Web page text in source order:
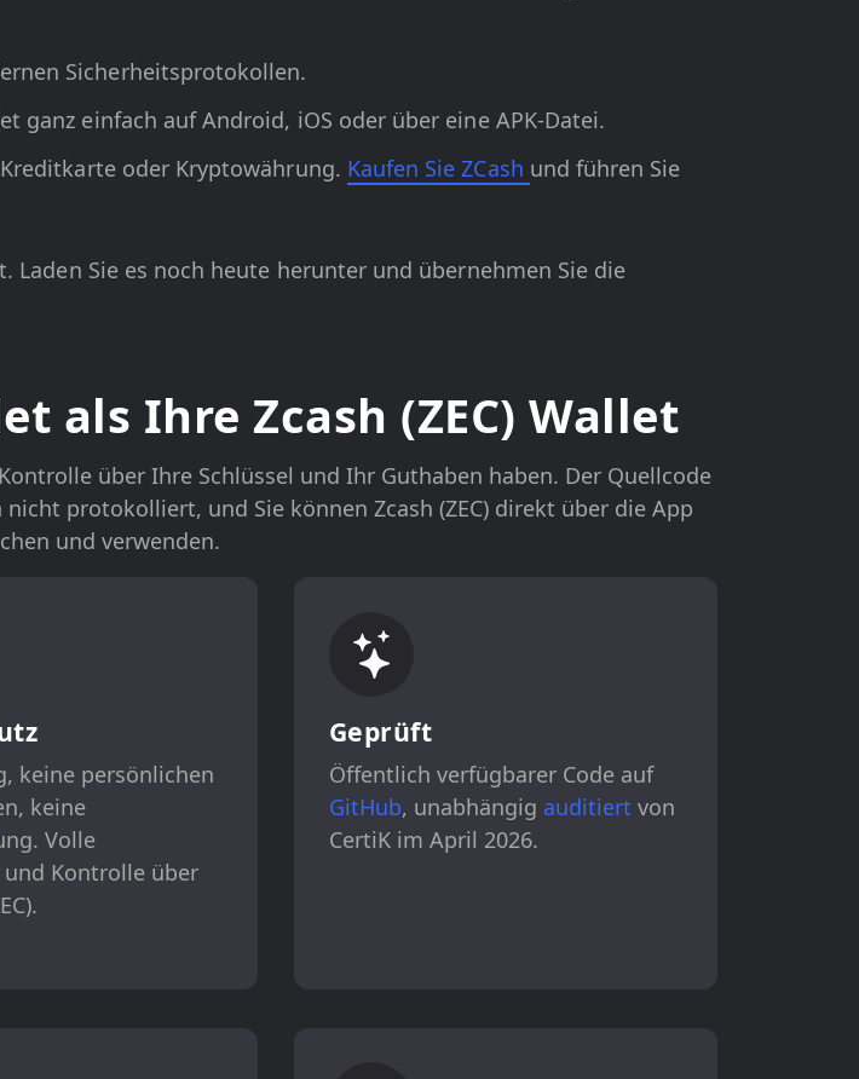
Sicherheitsprotokollen.
ganz einfach auf Android, iOS oder über eine APK-Datei.
oder Kryptowährung. Kaufen Sie ZCash und führen Sie
Laden Sie es noch heute herunter und übernehmen Sie die
als Ihre Zcash (ZEC) Wallet
über Ihre Schlüssel und Ihr Guthaben haben. Der Quellcode
protokolliert, und Sie können Zcash (ZEC) direkt über die App
und verwenden.
keine persönlichen
keine
Volle
Kontrolle über
Geprüft
Öffentlich verfügbarer Code auf
GitHub, unabhängig auditiert von
CertiK im April 2026.